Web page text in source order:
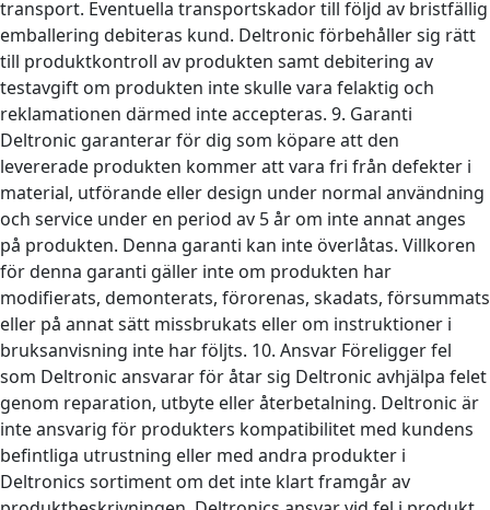
transport. Eventuella transportskador till följd av bristfällig
emballering debiteras kund. Deltronic förbehåller sig rätt
till produktkontroll av produkten samt debitering av
testavgift om produkten inte skulle vara felaktig och
reklamationen därmed inte accepteras. 9. Garanti
Deltronic garanterar för dig som köpare att den
levererade produkten kommer att vara fri från defekter i
material, utförande eller design under normal användning
och service under en period av 5 år om inte annat anges
på produkten. Denna garanti kan inte överlåtas. Villkoren
för denna garanti gäller inte om produkten har
modifierats, demonterats, förorenas, skadats, försummats
eller på annat sätt missbrukats eller om instruktioner i
bruksanvisning inte har följts. 10. Ansvar Föreligger fel
som Deltronic ansvarar för åtar sig Deltronic avhjälpa felet
genom reparation, utbyte eller återbetalning. Deltronic är
inte ansvarig för produkters kompatibilitet med kundens
befintliga utrustning eller med andra produkter i
Deltronics sortiment om det inte klart framgår av